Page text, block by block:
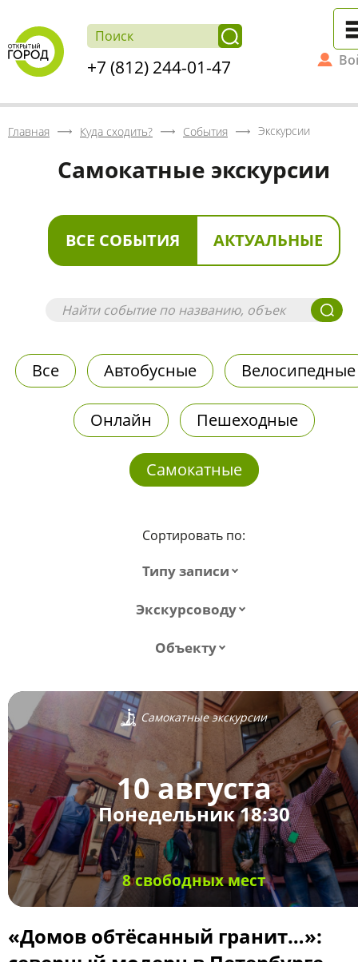
+7 (812) 244-01-47
Главная Куда сходить? События Экскурсии
Самокатные экскурсии
ВСЕ СОБЫТИЯ АКТУАЛЬНЫЕ
Все Автобусные Велосипедные
Онлайн Пешеходные
Самокатные
Сортировать по:
Типу записи
Экскурсоводу
Объекту
Самокатные экскурсии
10 августа
Понедельник 18:30
8 свободных мест
«Домов обтёсанный гранит…»: